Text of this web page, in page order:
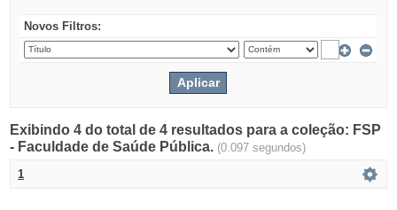
Novos Filtros:
Exibindo 4 do total de 4 resultados para a coleção: FSP
- Faculdade de Saúde Pública. (0.097 segundos)
1